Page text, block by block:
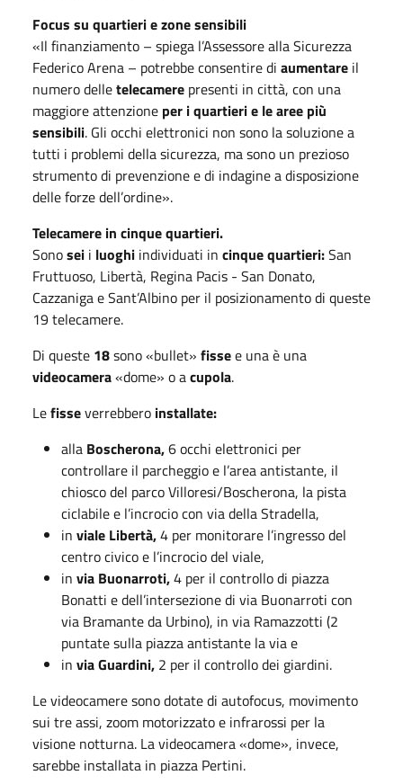
Focus su quartieri e zone sensibili
«Il finanziamento – spiega l’Assessore alla Sicurezza
Federico Arena – potrebbe consentire di aumentare il
numero delletelecamere presenti in città, con una
maggiore attenzione per i quartieri e le aree più
sensibili. Gli occhi elettronici non sono la soluzione a
tutti i problemi della sicurezza, ma sono un prezioso
strumento di prevenzione e di indagine a disposizione
delle forze dell’ordine».
Telecamere in cinque quartieri.
Sonosei i luoghi individuati in cinque quartieri:San
Fruttuoso, Libertà, Regina Pacis - San Donato,
Cazzaniga e Sant’Albino per il posizionamento di queste
19 telecamere.
Di queste 18sono «bullet» fissee una è una
videocamera«dome» o acupola.
Lefisseverrebbero installate:
alla Boscherona,6 occhi elettronici per
controllare il parcheggio e l’area antistante, il
chiosco del parco Villoresi/Boscherona, la pista
ciclabile e l’incrocio con via della Stradella,
in viale Libertà,4 per monitorare l’ingresso del
centro civico e l’incrocio del viale,
in via Buonarroti,4 per il controllo di piazza
Bonatti e dell’intersezione di via Buonarroti con
via Bramante da Urbino), in via Ramazzotti (2
puntate sulla piazza antistante la via e
in via Guardini, 2 per il controllo dei giardini.
Le videocamere sono dotate di autofocus, movimento
sui tre assi, zoom motorizzato e infrarossi per la
visione notturna. La videocamera «dome», invece,
sarebbe installata in piazza Pertini.